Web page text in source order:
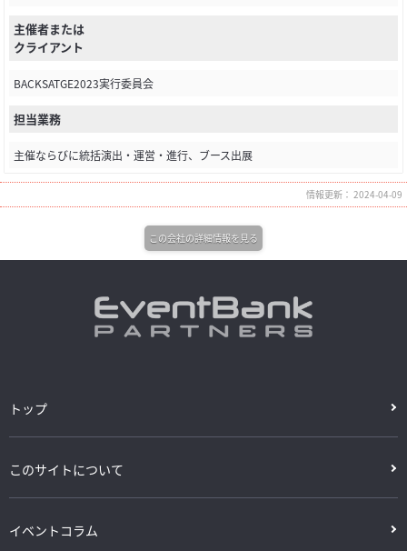
主催者または
クライアント
BACKSATGE2023実行委員会
担当業務
主催ならびに統括演出・運営・進行、ブース出展
情報更新： 2024-04-09
この会社の詳細情報を見る
トップ
このサイトについて
イベントコラム